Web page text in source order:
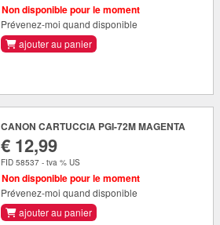
Non disponible pour le moment
Prévenez-moi quand disponible
ajouter au panier
CANON CARTUCCIA PGI-72M MAGENTA
€ 12,99
FID 58537 - tva % US
Non disponible pour le moment
Prévenez-moi quand disponible
ajouter au panier